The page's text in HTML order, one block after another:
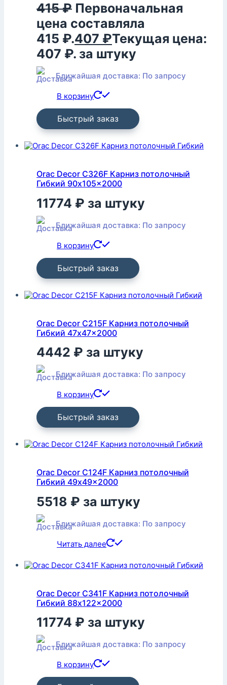
415₽ Первоначальная
цена составляла
415 ₽.407 ₽Текущая цена:
407 ₽. за штуку
Ближайшая доставка: По запросу
В корзину
Быстрый заказ
Orac Decor C326F Карниз потолочный
Гибкий 90x105x2000
11774 ₽ за штуку
Ближайшая доставка: По запросу
В корзину
Быстрый заказ
Orac Decor C215F Карниз потолочный
Гибкий 47x47x2000
4442 ₽ за штуку
Ближайшая доставка: По запросу
В корзину
Быстрый заказ
Orac Decor C124F Карниз потолочный
Гибкий 49x49x2000
5518 ₽ за штуку
Ближайшая доставка: По запросу
Читать далее
Orac Decor C341F Карниз потолочный
Гибкий 88x122x2000
11774 ₽ за штуку
Ближайшая доставка: По запросу
В корзину